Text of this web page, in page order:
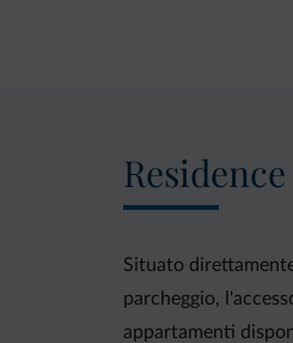
Situato
parcheggio,
appartamenti